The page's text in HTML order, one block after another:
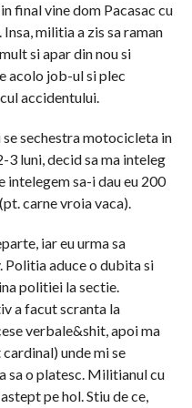
final vine dom Pacasac cu
militia a zis sa raman
si apar din nou si
acolo job-ul si plec
accidentului.
sechestra motocicleta in
3 luni, decid sa ma inteleg
intelegem sa-i dau eu 200
carne vroia vaca).
iar eu urma sa
Politia aduce o dubita si
politiei la sectie.
a facut scranta la
verbale&shit, apoi ma
unde mi se
sa o platesc. Militianul cu
pe hol. Stiu de ce,